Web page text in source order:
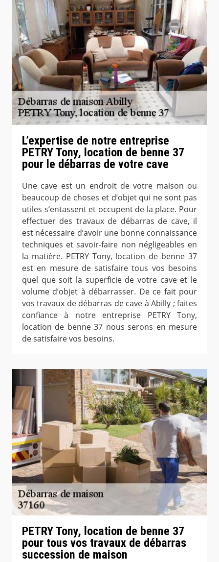
L’expertise de notre entreprise
PETRY Tony, location de benne 37
pour le débarras de votre cave
Une cave est un endroit de votre maison ou
beaucoup de choses et d’objet qui ne sont pas
utiles s’entassent et occupent de la place. Pour
effectuer des travaux de débarras de cave, il
est nécessaire d’avoir une bonne connaissance
techniques et savoir-faire non négligeables en
la matière. PETRY Tony, location de benne 37
est en mesure de satisfaire tous vos besoins
quel que soit la superficie de votre cave et le
volume d’objet à débarrasser. De ce fait pour
vos travaux de débarras de cave à Abilly ; faites
confiance à notre entreprise PETRY Tony,
location de benne 37 nous serons en mesure
de satisfaire vos besoins.
PETRY Tony, location de benne 37
pour tous vos travaux de débarras
succession de maison